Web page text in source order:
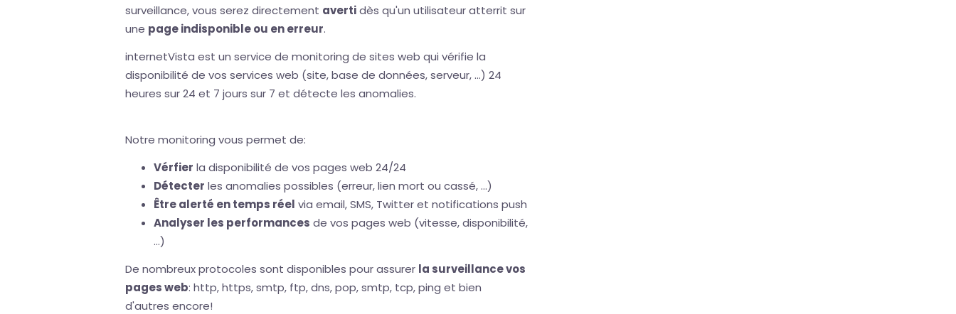
surveillance, vous serez directement avertidès qu'un utilisateur atterrit sur
une page indisponible ou en erreur.
internetVista est un service de monitoring de sites web qui vérifie la
disponibilité de vos services web (site, base de données, serveur, ...) 24
heures sur 24 et 7 jours sur 7 et détecte les anomalies.
Notre monitoring vous permet de:
Vérfier la disponibilité de vos pages web 24/24
Détecter les anomalies possibles (erreur, lien mort ou cassé, ...)
Être alerté en temps réel via email, SMS, Twitter et notifications push
Analyser les performances de vos pages web (vitesse, disponibilité,
...)
De nombreux protocoles sont disponibles pour assurer la surveillance vos
pages web: http, https, smtp, ftp, dns, pop, smtp, tcp, ping et bien
d'autres encore!